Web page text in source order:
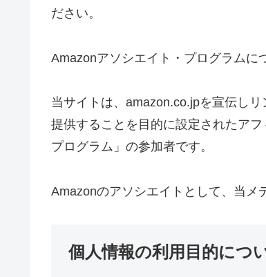
ださい。
Amazonアソシエイト・プログラムに
当サイトは、amazon.co.jpを宣伝し
提供することを目的に設定されたア
プログラム」の参加者です。
Amazonのアソシエイトとして、当メ
個人情報の利用目的につ